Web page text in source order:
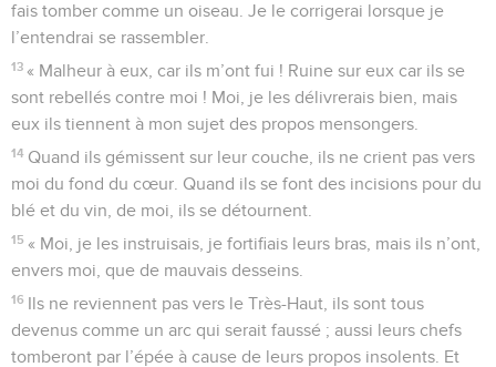
fais tomber comme un oiseau. Je le corrigerai lorsque je
l’entendrai se rassembler.
13 « Malheur à eux, car ils m’ont fui ! Ruine sur eux car ils se
sont rebellés contre moi ! Moi, je les délivrerais bien, mais
eux ils tiennent à mon sujet des propos mensongers.
14 Quand ils gémissent sur leur couche, ils ne crient pas vers
moi du fond du cœur. Quand ils se font des incisions pour du
blé et du vin, de moi, ils se détournent.
15 « Moi, je les instruisais, je fortifiais leurs bras, mais ils n’ont,
envers moi, que de mauvais desseins.
16 Ils ne reviennent pas vers le Très-Haut, ils sont tous
devenus comme un arc qui serait faussé ; aussi leurs chefs
tomberont par l’épée à cause de leurs propos insolents. Et